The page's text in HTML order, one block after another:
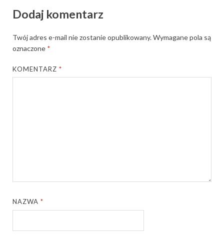
Dodaj komentarz
Twój adres e-mail nie zostanie opublikowany.Wymagane pola są
oznaczone *
KOMENTARZ*
NAZWA*